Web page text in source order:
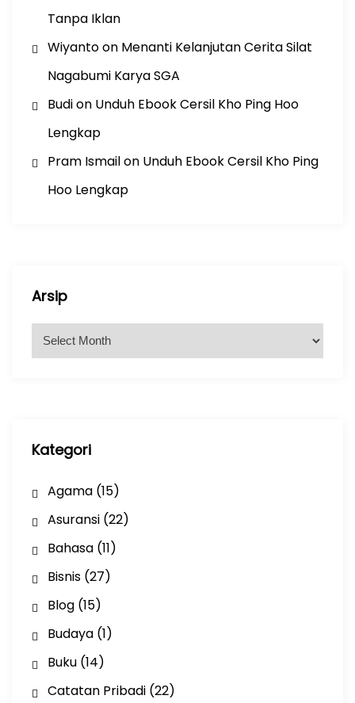
Tanpa Iklan
Wiyantoon Menanti Kelanjutan Cerita Silat
Nagabumi Karya SGA
Budion Unduh Ebook Cersil Kho Ping Hoo
Lengkap
Pram Ismailon Unduh Ebook Cersil Kho Ping
Hoo Lengkap
Arsip
Kategori
Agama(15)
Asuransi(22)
Bahasa(11)
Bisnis(27)
Blog(15)
Budaya(1)
Buku(14)
Catatan Pribadi(22)